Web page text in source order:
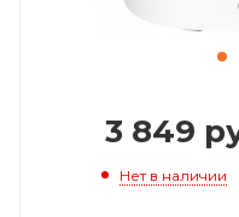
3 849
Нет в наличии